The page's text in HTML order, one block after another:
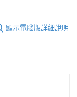
顯示電腦版詳細說明